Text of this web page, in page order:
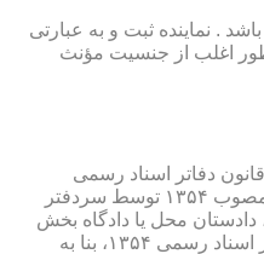
. نماینده ثبت و به عبارتی
طور اغلب از جنسیت مؤنث
به دفاتر اسناد رسمی، منصب دفتر یاری است. برخلاف سران دفاتر اسناد رسمی كه به موجب ماده ۳ آئین نامه قانون دفاتر اسناد رسمی
(اصلاحی ۲۷/۱۱/۱۳۶۰) به طور سراسری و عمومی، از طریق آگهی، امتحانات ورودی و اختبار، انتخاب گردیده یا به موجب اختیارات حاصله از ماده ۶۹ قانون دفاتر اسناد رسمی مصوب ۱۳۵۴ توسط سردفتر
دادستان محل یا دادگاه بخش
(حسب مورد) توسط سازمان ثبت اسناد و املاك كشور پیشنهاد و با ابلاغ ریاست قوه قضائیه به این سمت منصوب خواهند شد. دفتریاران، مطابق قسمت اخیر ماده ۳ قانون دفاتر اسناد رسمی ۱۳۵۴، بنا به